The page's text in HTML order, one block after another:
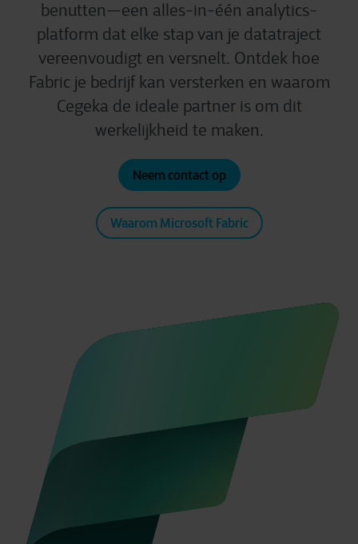
benutten—een alles-in-één analytics-
platform dat elke stap van je datatraject
vereenvoudigt en versnelt. Ontdek hoe
Fabric je bedrijf kan versterken en waarom
Cegeka de ideale partner is om dit
werkelijkheid te maken.
Neem contact op
Waarom Microsoft Fabric